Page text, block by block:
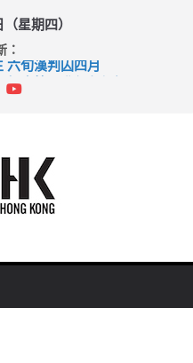
星期四）
：
六旬漢判囚四月
倉管員准保釋候訊